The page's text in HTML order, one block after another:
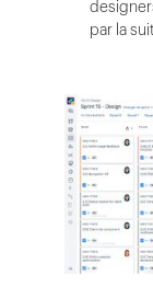
par la